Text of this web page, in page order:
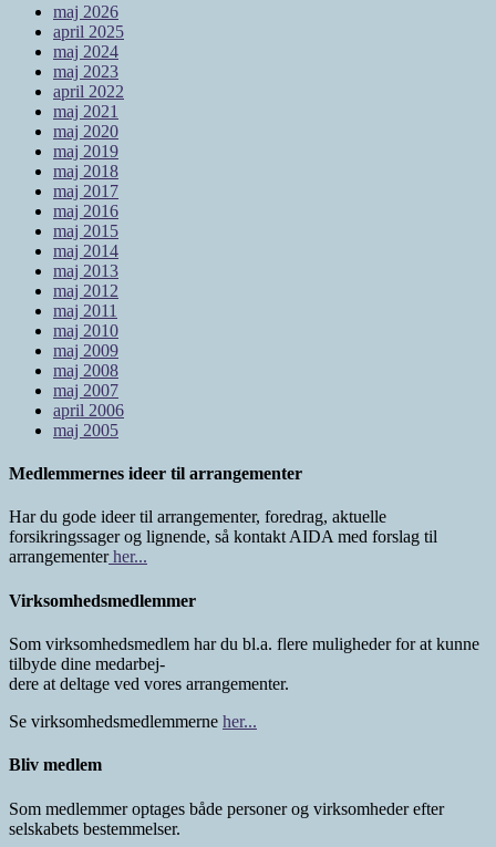
maj 2026
april 2025
maj 2024
maj 2023
april 2022
maj 2021
maj 2020
maj 2019
maj 2018
maj 2017
maj 2016
maj 2015
maj 2014
maj 2013
maj 2012
maj 2011
maj 2010
maj 2009
maj 2008
maj 2007
april 2006
maj 2005
Medlemmernes ideer til arrangementer
Har du gode ideer til arrangementer, foredrag, aktuelle
forsikringssager og lignende, så kontakt AIDA med forslag til
arrangementerher...
Virksomhedsmedlemmer
Som virksomhedsmedlem har du bl.a. flere muligheder for at kunne
tilbyde dine medarbej-
dere at deltage ved vores arrangementer.
Se virksomhedsmedlemmerne her...
Bliv medlem
Som medlemmer optages både personer og virksomheder efter
selskabets bestemmelser.